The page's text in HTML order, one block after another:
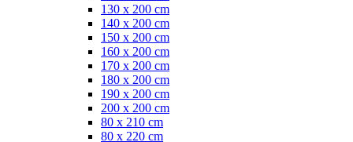
130 x 200 cm
140 x 200 cm
150 x 200 cm
160 x 200 cm
170 x 200 cm
180 x 200 cm
190 x 200 cm
200 x 200 cm
80 x 210 cm
80 x 220 cm